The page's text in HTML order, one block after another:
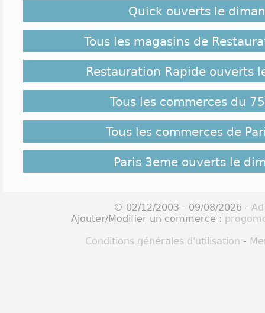
Quick ouverts le
Tous les magasins de
Restauration Rapide ouverts
Tous les commerces du
Tous les commerces de
Paris 3eme ouverts le
© 02/12/2003 - 09/08/2026 -
Ajouter/Modifier un commerce :
Conditions générales d'utilisation -